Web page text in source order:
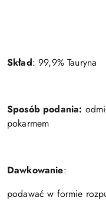
Skład: 99,9% Tauryna
Sposób podania:
pokarmem
Dawkowanie:
podawać w formie